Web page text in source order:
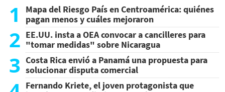
1
Mapa del Riesgo País en Centroamérica: quiénes
pagan menos y cuáles mejoraron
2 EE.UU. insta a OEA convocar a cancilleres para
"tomar medidas" sobre Nicaragua
3 Costa Rica envió a Panamá una propuesta para
solucionar disputa comercial
Fernando Kriete, el joven protagonista que